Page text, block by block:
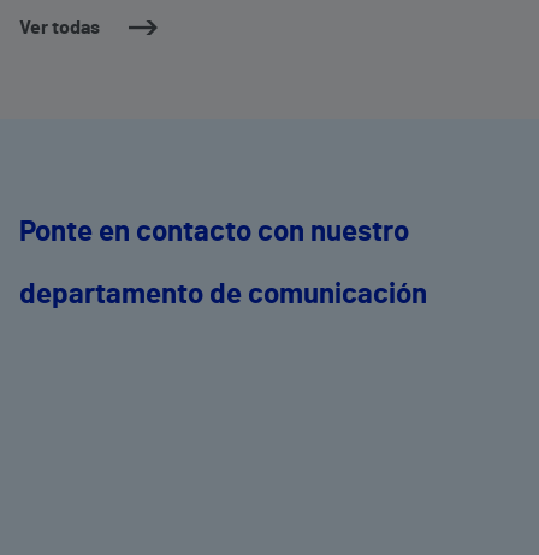
Ver todas
Ponte en contacto con nuestro
departamento de comunicación